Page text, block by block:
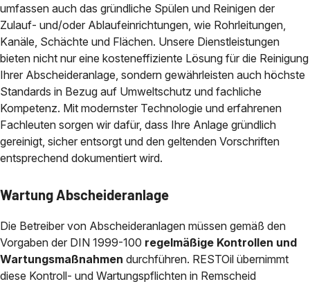
umfassen auch das gründliche Spülen und Reinigen der
Zulauf- und/oder Ablaufeinrichtungen, wie Rohrleitungen,
Kanäle, Schächte und Flächen. Unsere Dienstleistungen
bieten nicht nur eine kosteneffiziente Lösung für die Reinigung
Ihrer Abscheideranlage, sondern gewährleisten auch höchste
Standards in Bezug auf Umweltschutz und fachliche
Kompetenz. Mit modernster Technologie und erfahrenen
Fachleuten sorgen wir dafür, dass Ihre Anlage gründlich
gereinigt, sicher entsorgt und den geltenden Vorschriften
entsprechend dokumentiert wird.
Wartung Abscheideranlage
Die Betreiber von Abscheideranlagen müssen gemäß den
Vorgaben der DIN 1999-100 regelmäßige Kontrollen und
Wartungsmaßnahmen durchführen. RESTOil übernimmt
diese Kontroll- und Wartungspflichten in Remscheid